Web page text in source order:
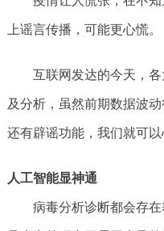
上谣言传播，可能更心慌。
互联网发达的今天，
及分析，虽然前期数据波
还有辟谣功能，我们就可
人工智能显神通
病毒分析诊断都会存